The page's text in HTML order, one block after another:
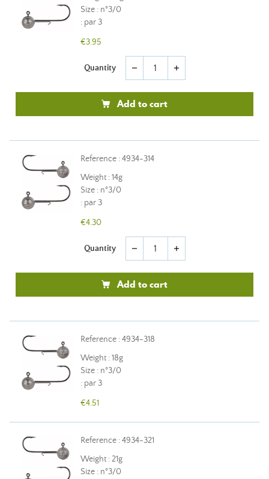
Size : n°3/0
: par 3
€3.95
Quantity remove add
Add to cart
Reference : 4934-314
Weight : 14g
Size : n°3/0
: par 3
€4.30
Quantity remove add
Add to cart
Reference : 4934-318
Weight : 18g
Size : n°3/0
: par 3
€4.51
Reference : 4934-321
Weight : 21g
Size : n°3/0